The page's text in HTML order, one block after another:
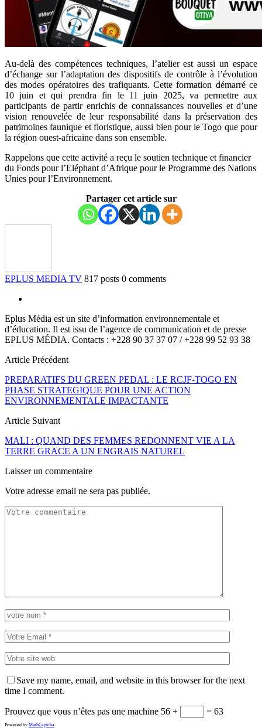
Au-delà des compétences techniques, l’atelier est aussi un espace
d’échange sur l’adaptation des dispositifs de contrôle à l’évolution
des modes opératoires des trafiquants. Cette formation démarré ce
10 juin et qui prendra fin le 11 juin 2025, va permettre aux
participants de partir enrichis de connaissances nouvelles et d’une
vision renouvelée de leur responsabilité dans la préservation des
patrimoines faunique et floristique, aussi bien pour le Togo que pour
la région ouest-africaine dans son ensemble.
Rappelons que cette activité a reçu le soutien technique et financier
du Fonds pour l’Eléphant d’Afrique pour le Programme des Nations
Unies pour l’Environnement.
Partager cet article sur
EPLUS MEDIA TV 817 posts 0 comments
Eplus Média est un site d’information environnementale et
d’éducation. Il est issu de l’agence de communication et de presse
EPLUS MÉDIA. Contacts : +228 90 37 37 07 / +228 99 52 93 38
Article Précédent
PREPARATIFS DU GREEN PEDAL : LE RCJF-TOGO EN
PHASE STRATEGIQUE POUR UNE ACTION
ENVIRONNEMENTALE IMPACTANTE
Article Suivant
MALI : QUAND DES FEMMES REDONNENT VIE A LA
TERRE GRACE A UN ENGRAIS NATUREL
Laisser un commentaire
Votre adresse email ne sera pas publiée.
Save my name, email, and website in this browser for the next
time I comment.
Prouvez que vous n’êtes pas une machine 56 + = 63
Powered by MathCaptcha